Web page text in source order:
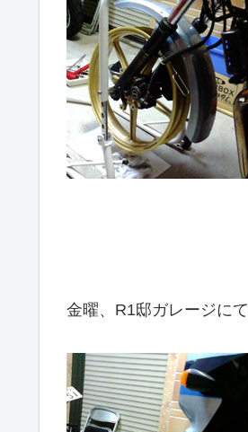
金曜、R1邸ガレージに